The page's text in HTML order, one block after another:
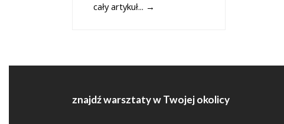
cały artykuł... →
znajdź warsztaty w Twojej okolicy